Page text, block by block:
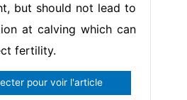
but should not lead to
at calving which can
fertility.
pour voir l'article